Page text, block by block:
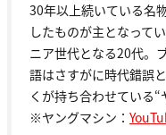
30年以上続いている名
したものが主となって
ニア世代となる20代。
語はさすがに時代錯誤
くが持ち合わせている“
※ヤングマシン：